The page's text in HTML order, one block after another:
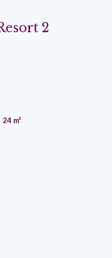
2
24 m²